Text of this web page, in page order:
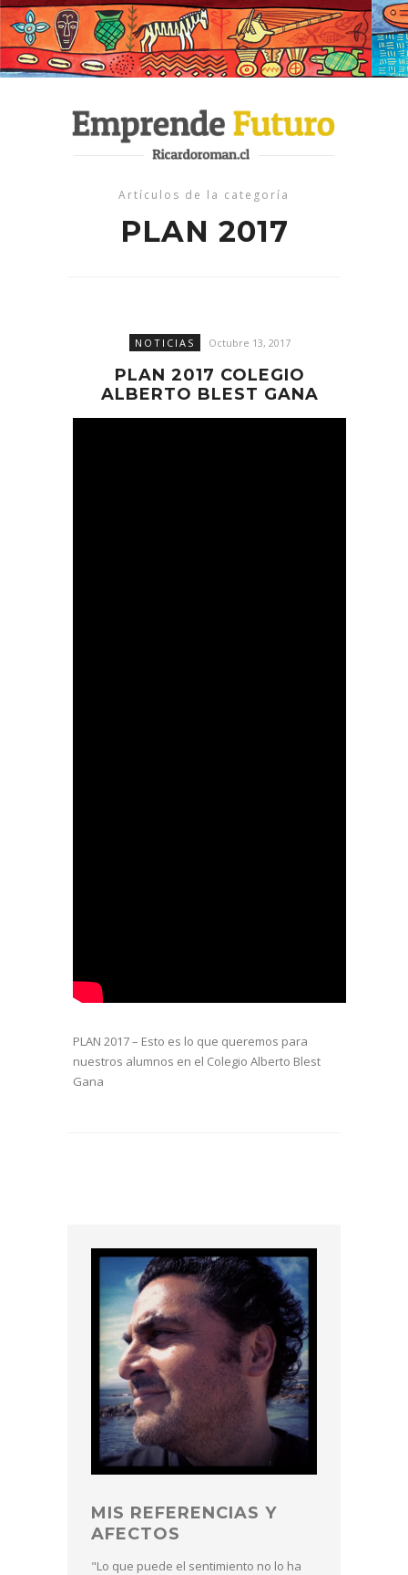
Artículos de la categoría
PLAN 2017
NOTICIAS Octubre 13, 2017
PLAN 2017 COLEGIO
ALBERTO BLEST GANA
PLAN 2017 – Esto es lo que queremos para
nuestros alumnos en el Colegio Alberto Blest
Gana
MIS REFERENCIAS Y
AFECTOS
"Lo que puede el sentimiento no lo ha